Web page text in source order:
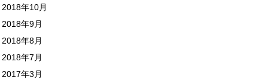
2018年10月
2018年9月
2018年8月
2018年7月
2017年3月